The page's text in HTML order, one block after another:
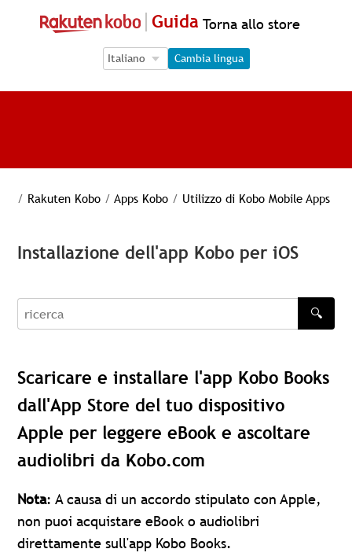
Guida Torna allo store
Language Selection
Language Selection
Cambia lingua
/ Rakuten Kobo / Apps Kobo / Utilizzo di Kobo Mobile Apps
Installazione dell'app Kobo per iOS
recherche
🔍
Scaricare e installare l'app Kobo Books
dall'App Store del tuo dispositivo
Apple per leggere eBook e ascoltare
audiolibri da Kobo.com
Nota: A causa di un accordo stipulato con Apple,
non puoi acquistare eBook o audiolibri
direttamente sull'app Kobo Books.